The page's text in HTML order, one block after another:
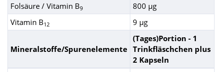
Folsäure / Vitamin B9
800 µg
Vitamin B12 9 µg
Mineralstoffe/Spurenelemente
(Tages)Portion - 1
Trinkfläschchen plus
2 Kapseln